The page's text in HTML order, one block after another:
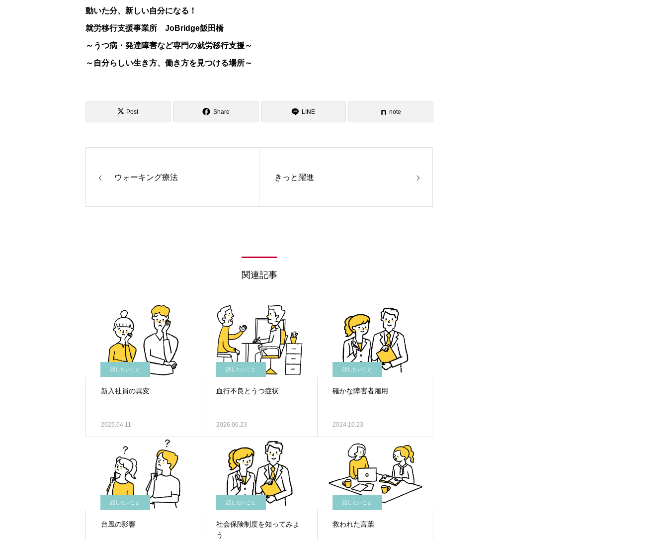
動いた分、新しい自分になる！
就労移行支援事業所 JoBridge飯田橋
～うつ病・発達障害など専門の就労移行支援～
～自分らしい生き方、働き方を見つける場所～
Post Share LINE note
ウォーキング療法 きっと躍進
関連記事
話したいこと
新入社員の異変
2025.04.11
話したいこと
血行不良とうつ症状
2026.06.23
話したいこと
確かな障害者雇用
2024.10.23
話したいこと
台風の影響
話したいこと
社会保険制度を知ってみよ
う
話したいこと
救われた言葉